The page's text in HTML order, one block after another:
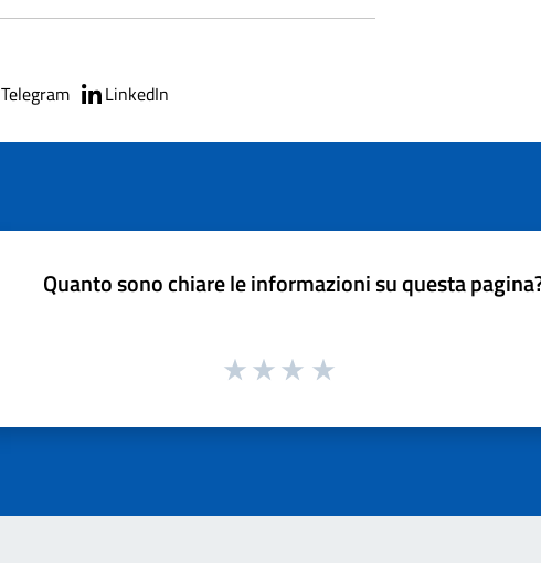
Telegram LinkedIn
Quanto sono chiare le informazioni su questa